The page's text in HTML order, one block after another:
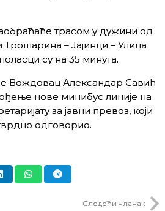
трасом у дужини од
Трошарина – Јајинци – Улица
су на 35 минута.
Вождовац Александар Савић
нове минибус линије на
за јавни превоз, који
одговорио.
Следећи чланак